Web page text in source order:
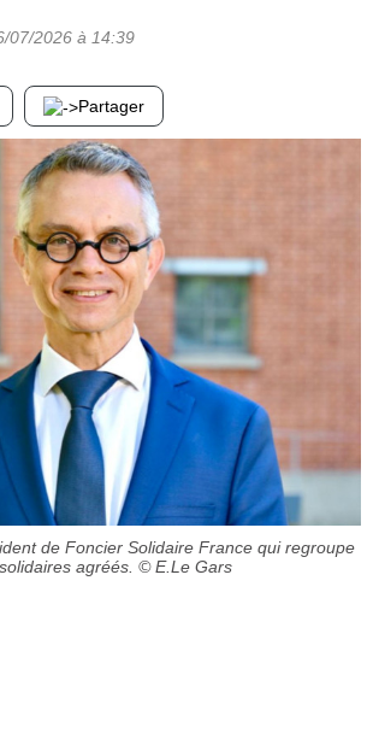
07/2026 à 14:39
Partager
de Foncier Solidaire France qui regroupe
agréés. © E.Le Gars